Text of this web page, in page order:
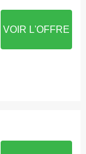
VOIR L'OFFRE